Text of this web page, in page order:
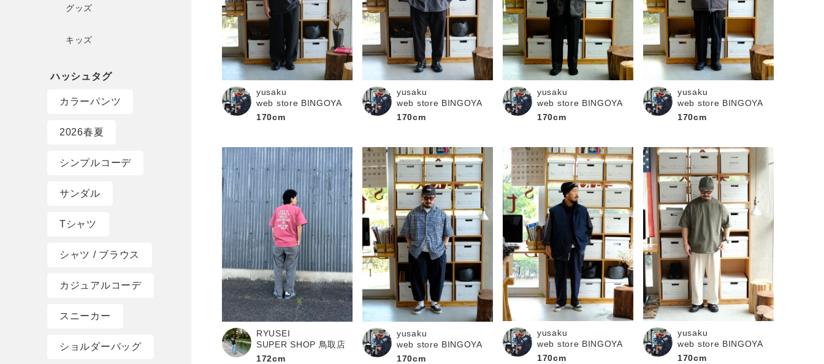
グッズ
キッズ
カラーパンツ
2026春夏
シンプルコーデ
サンダル
Tシャツ
シャツ / ブラウス
カジュアルコーデ
スニーカー
ショルダーバッグ
yusaku
web store BINGOYA
170cm
yusaku
web store BINGOYA
170cm
yusaku
web store BINGOYA
170cm
yusaku
web store BINGOYA
170cm
RYUSEI
SUPER SHOP 鳥取店
172cm
yusaku
web store BINGOYA
170cm
yusaku
web store BINGOYA
170cm
yusaku
web store BINGOYA
170cm